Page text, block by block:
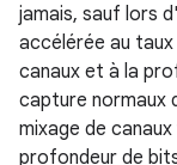
jamais, sauf lors
accélérée au
canaux et à la
capture normaux
mixage de
profondeur de